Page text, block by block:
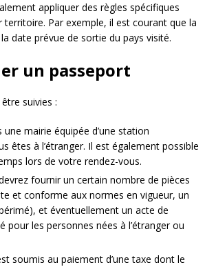
appliquer des règles spécifiques
Par exemple, il est courant que la
date prévue de sortie du pays visité.
un passeport
suivies :
mairie équipée d’une station
êtes à l’étranger. Il est également possible
lors de votre rendez-vous.
fournir un certain nombre de pièces
et conforme aux normes en vigueur, un
et éventuellement un acte de
les personnes nées à l’étranger ou
soumis au paiement d’une taxe dont le